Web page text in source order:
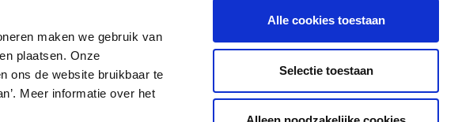
maken we gebruik van
plaatsen. Onze
ons de website bruikbaar te
Meer informatie over het
Alle cookies toestaan
Selectie toestaan
NL42RABO0158444531